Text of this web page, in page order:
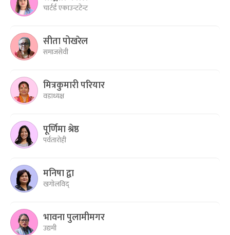
चार्टर्ड एकाउन्टटेन्ट
सीता पोखरेल
समाजसेवी
मित्रकुमारी परियार
वडाध्यक्ष
पूर्णिमा श्रेष्ठ
पर्वतारोही
मनिषा द्वा
खगोलविद्
भावना पुलामीमगर
उद्यमी